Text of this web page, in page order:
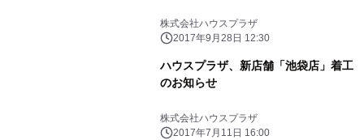
株式会社ハウスプラザ
2017年9月28日 12:30
ハウスプラザ、新店舗「池袋店」着工
のお知らせ
株式会社ハウスプラザ
2017年7月11日 16:00